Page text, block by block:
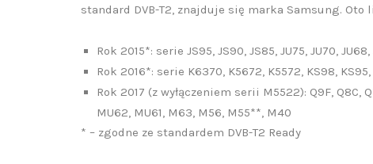
standard DVB-T2, znajduje się marka Samsung. Oto
Rok 2015*: serie JS95, JS90, JS85, JU75, JU70,
Rok 2016*: serie K6370, K5672, K5572, KS98, KS95,
Rok 2017 (z wyłączeniem serii M5522): Q9F, Q8C,
MU62, MU61, M63, M56, M55**, M40
* – zgodne ze standardem DVB-T2 Ready